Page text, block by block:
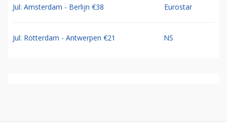
Jul: Amsterdam - Berlijn €38 Eurostar
Jul: Rotterdam - Antwerpen €21 NS